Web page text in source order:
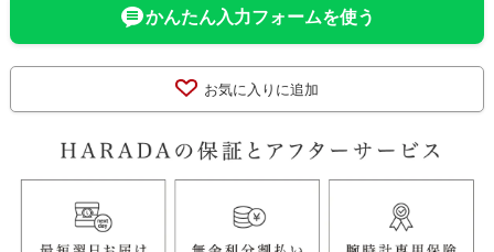
かんたん入力フォームを使う
お気に入りに追加